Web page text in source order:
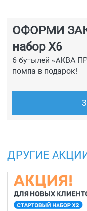
ОФОРМИ
набор Х6
6 бутылей «АКВА
помпа в подарок!
ДРУГИЕ